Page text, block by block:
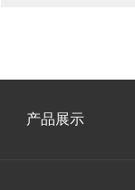
产品展示